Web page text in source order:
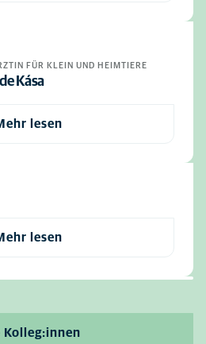
FÜR KLEIN UND HEIMTIERE
Kása
lesen
lesen
Kolleg:innen